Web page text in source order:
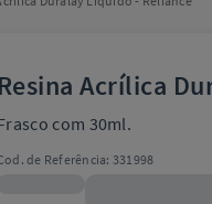
Resina Acrílica
com 30ml.
de Referência: 331998